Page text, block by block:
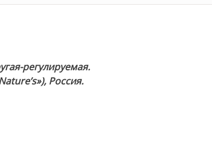
регулируемая.
Россия.